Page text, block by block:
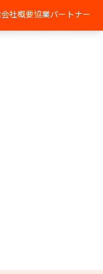
会社概要協業パートナー